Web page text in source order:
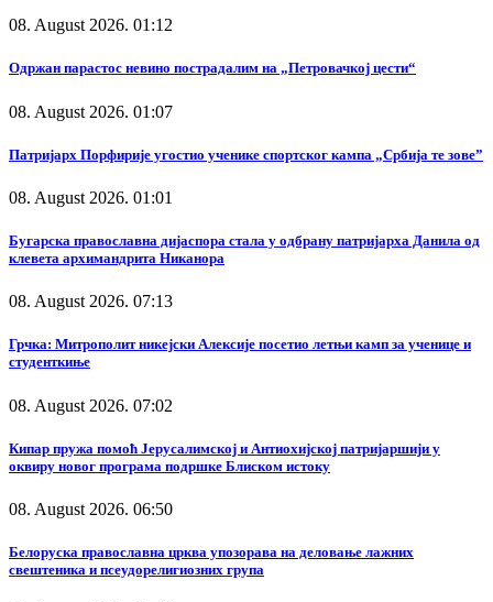
08. August 2026. 01:12
Одржан парастос невино пострадалим на „Петровачкој цести“
08. August 2026. 01:07
Патријарх Порфирије угостио ученике спортског кампа „Србија те зове”
08. August 2026. 01:01
Бугарска православна дијаспора стала у одбрану патријарха Данила од
клевета архимандрита Никанора
08. August 2026. 07:13
Грчка: Митрополит никејски Алексије посетио летњи камп за ученице и
студенткиње
08. August 2026. 07:02
Кипар пружа помоћ Јерусалимској и Антиохијској патријаршији у
оквиру новог програма подршке Блиском истоку
08. August 2026. 06:50
Белоруска православна црква упозорава на деловање лажних
свештеника и псеудорелигиозних група